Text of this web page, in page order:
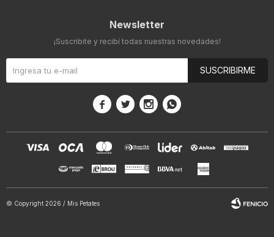
Newsletter
¡Suscribite y recibí todas nuestras novedades!
SUSCRIBIRME
   
© Copyright 2026 / Mis Petates